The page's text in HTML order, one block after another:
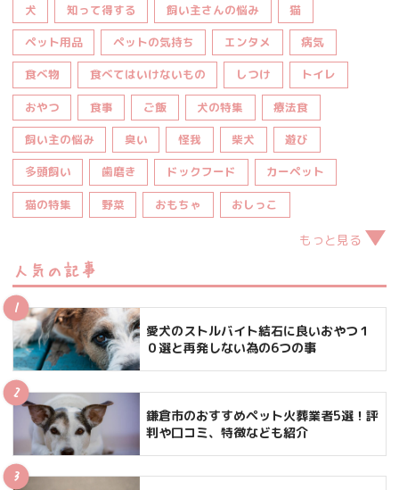
犬 知って得する 飼い主さんの悩み 猫
ペット用品 ペットの気持ち エンタメ 病気
食べ物 食べてはいけないもの しつけ トイレ
おやつ 食事 ご飯 犬の特集 療法食
飼い主の悩み 臭い 怪我 柴犬 遊び
多頭飼い 歯磨き ドックフード カーペット
猫の特集 野菜 おもちゃ おしっこ
もっと見る
人気の記事
愛犬のストルバイト結石に良いおやつ１
０選と再発しない為の6つの事
鎌倉市のおすすめペット火葬業者5選！評
判や口コミ、特徴なども紹介